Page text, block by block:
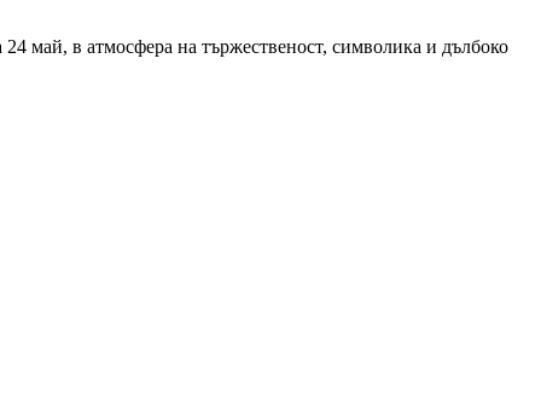
май, в атмосфера на тържественост, символика и дълбоко